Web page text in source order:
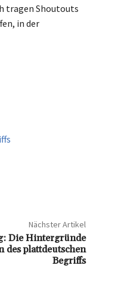
tragen Shoutouts
in der
Nächster Artikel
Die Hintergründe
des plattdeutschen
Begriffs